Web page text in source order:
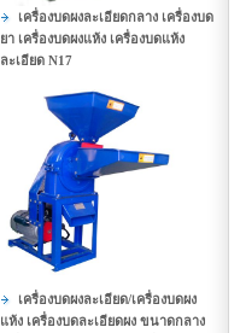
เครื่องบดผงละเอียดกลาง เครื่องบด
ยา เครื่องบดผงแห้ง เครื่องบดแห้ง
ละเอียด N17
เครื่องบดผงละเอียด/เครื่องบดผง
แห้ง เครื่องบดละเอียดผง ขนาดกลาง